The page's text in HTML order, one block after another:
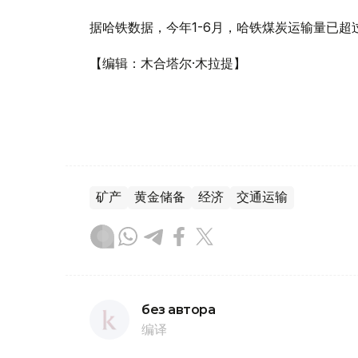
据哈铁数据，今年1-6月，哈铁煤炭运输量已超
【编辑：木合塔尔·木拉提】
矿产 黄金储备 经济 交通运输
без автора
编译